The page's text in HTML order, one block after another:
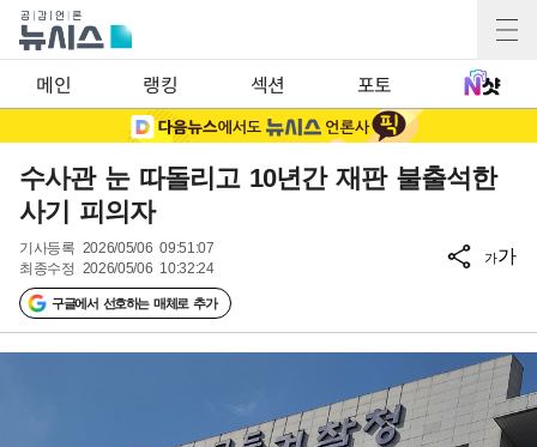
메인 랭킹 섹션 포토
수사관 눈 따돌리고 10년간 재판 불출석한
사기 피의자
기사등록 2026/05/06 09:51:07
최종수정 2026/05/06 10:32:24
구글에서 선호하는 매체로 추가
가가